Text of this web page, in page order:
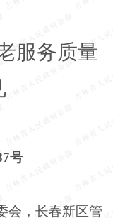
服务质量
号
会，长春新区管